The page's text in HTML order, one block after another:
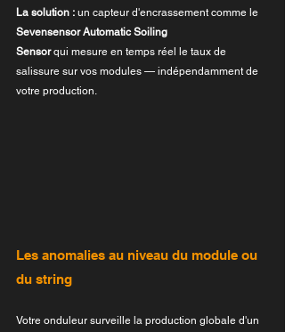
La solution : un capteur d'encrassement comme le
Sevensensor Automatic Soiling
Sensor qui mesure en temps réel le taux de
salissure sur vos modules — indépendamment de
votre production.
Les anomalies au niveau du module ou
du string
Votre onduleur surveille la production globale d'un